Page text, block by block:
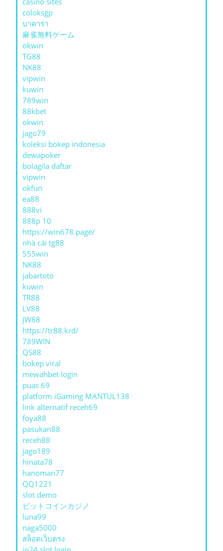
coloksgp
บาคาร่า
麻雀無料ゲーム
okwin
TG88
NK88
vipwin
kuwin
789win
88kbet
okwin
jago79
koleksi bokep indonesia
dewapoker
bolagila daftar
vipwin
okfun
ea88
888vi
888p 10
https://win678.page/
nhà cái tg88
555win
NK88
jabartoto
kuwin
TR88
LV88
JW88
https://tr88.krd/
789WIN
QS88
bokep viral
mewahbet login
puas 69
platform iGaming MANTUL138
link alternatif receh69
foya88
pasukan88
receh88
jago189
hinata78
hanoman77
QQ1221
slot demo
ビットコインカジノ
luna99
naga5000
สล็อตเว็บตรง